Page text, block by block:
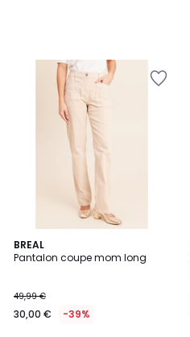
BREAL
Pantalon coupe mom long
49,99 €
30,00 € -39%